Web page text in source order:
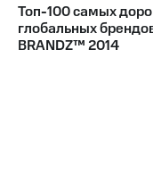
Топ-100 самых
глобальных
BRANDZ™ 2014